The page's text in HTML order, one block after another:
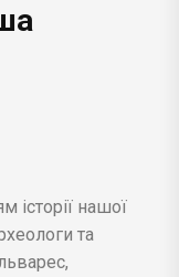
історії нашої
та